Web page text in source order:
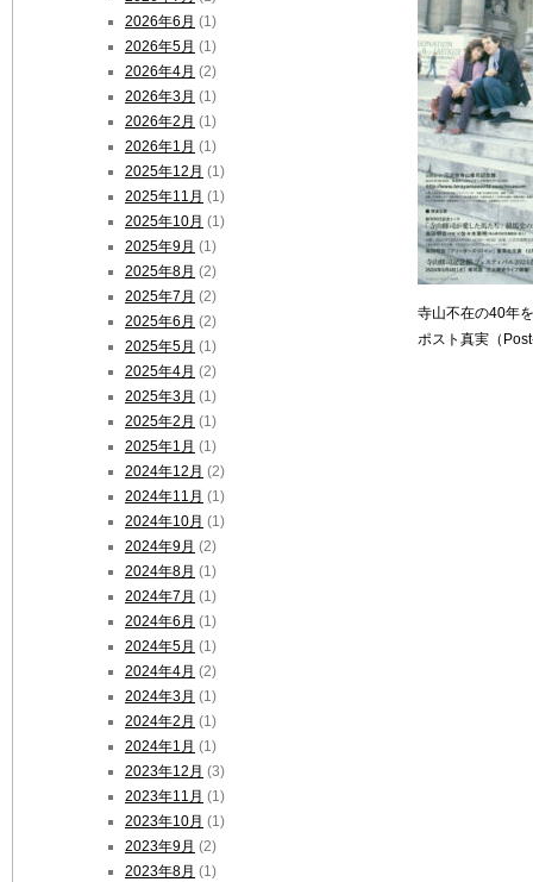
寺山不在の40年
ポスト真実（
2026年6月 (1)
2026年5月 (1)
2026年4月 (2)
2026年3月 (1)
2026年2月 (1)
2026年1月 (1)
2025年12月 (1)
2025年11月 (1)
2025年10月 (1)
2025年9月 (1)
2025年8月 (2)
2025年7月 (2)
2025年6月 (2)
2025年5月 (1)
2025年4月 (2)
2025年3月 (1)
2025年2月 (1)
2025年1月 (1)
2024年12月 (2)
2024年11月 (1)
2024年10月 (1)
2024年9月 (2)
2024年8月 (1)
2024年7月 (1)
2024年6月 (1)
2024年5月 (1)
2024年4月 (2)
2024年3月 (1)
2024年2月 (1)
2024年1月 (1)
2023年12月 (3)
2023年11月 (1)
2023年10月 (1)
2023年9月 (2)
2023年8月 (1)